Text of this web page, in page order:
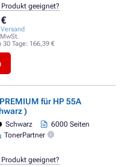
Versand
30 Tage: 166,39 €
geeignet?
für HP 55A
)
Schwarz
6000 Seiten
TonerPartner
geeignet?